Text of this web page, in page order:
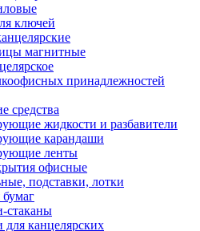
ключей
магнитные
принадлежностей
средства
жидкости и разбавители
карандаши
ленты
офисные
подставки, лотки
стаканы
для канцелярских